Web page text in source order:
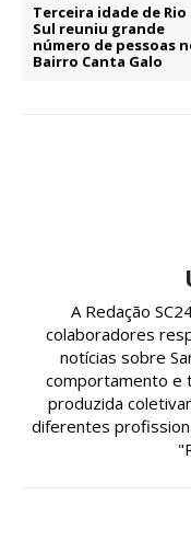
Terceira idade de Rio
Sul reuniu grande
número de pessoas
Bairro Canta Galo
A Redação
colaboradores
notícias sobre
comportamento e
produzida
diferentes